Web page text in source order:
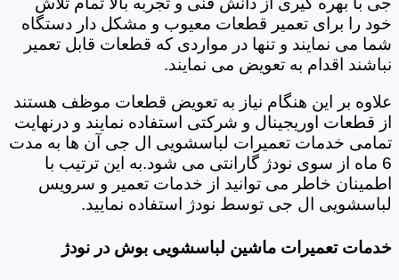
خود را برای تعمیر قطعات معیوب و مشکل دار دستگاه
شما می نمایند و تنها در مواردی که قطعات قابل تعمیر
نباشند اقدام به تعویض می نمایند.
علاوه بر این هنگام نیاز به تعویض قطعات موظف هستند
از قطعات اوریجینال و شرکتی استفاده نمایند و درنهایت
تمامی خدمات تعمیرات لباسشویی ال جی آن ها به مدت
6 ماه از سوی نودژ گارانتی می شود.به این ترتیب با
اطمینان خاطر می توانید از خدمات تعمیر و سرویس
لباسشویی ال جی توسط نودژ استفاده نمایید.
خدمات تعمیرات ماشین لباسشویی بوش در نودژ